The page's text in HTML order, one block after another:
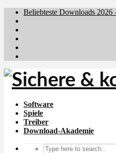
Beliebteste Downloads 2026
Software
Spiele
Treiber
Download-Akademie